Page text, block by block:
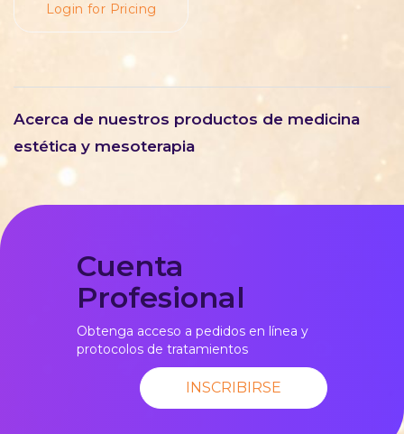
Login for Pricing
Acerca de nuestros productos de medicina
estética y mesoterapia
Cuenta
Profesional
Obtenga acceso a pedidos en línea y
protocolos de tratamientos
INSCRIBIRSE